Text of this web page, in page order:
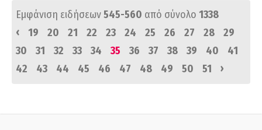
Εμφάνιση ειδήσεων545-560 από σύνολο 1338
‹
19 20 21 22 23 24 25 26 27 28
29
30
31 32 33 34 35 36 37 38 39 40
41
42
43 44 45 46 47 48 49 50 51 ›